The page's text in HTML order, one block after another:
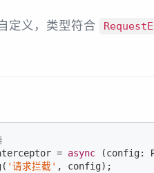
定义，类型符合
= async (config:
'请求拦截' , config);